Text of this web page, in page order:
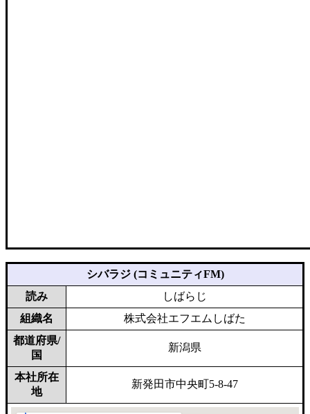
シバラジ (コミュニティFM)
読み
しばらじ
組織名
株式会社エフエムしばた
都道府県/
国
新潟県
本社所在
地
新発田市中央町5-8-47